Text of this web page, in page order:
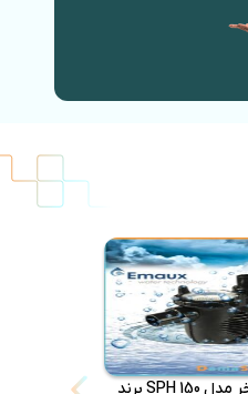
پمپ تصفیه آب استخر مدل SPH 150 برند